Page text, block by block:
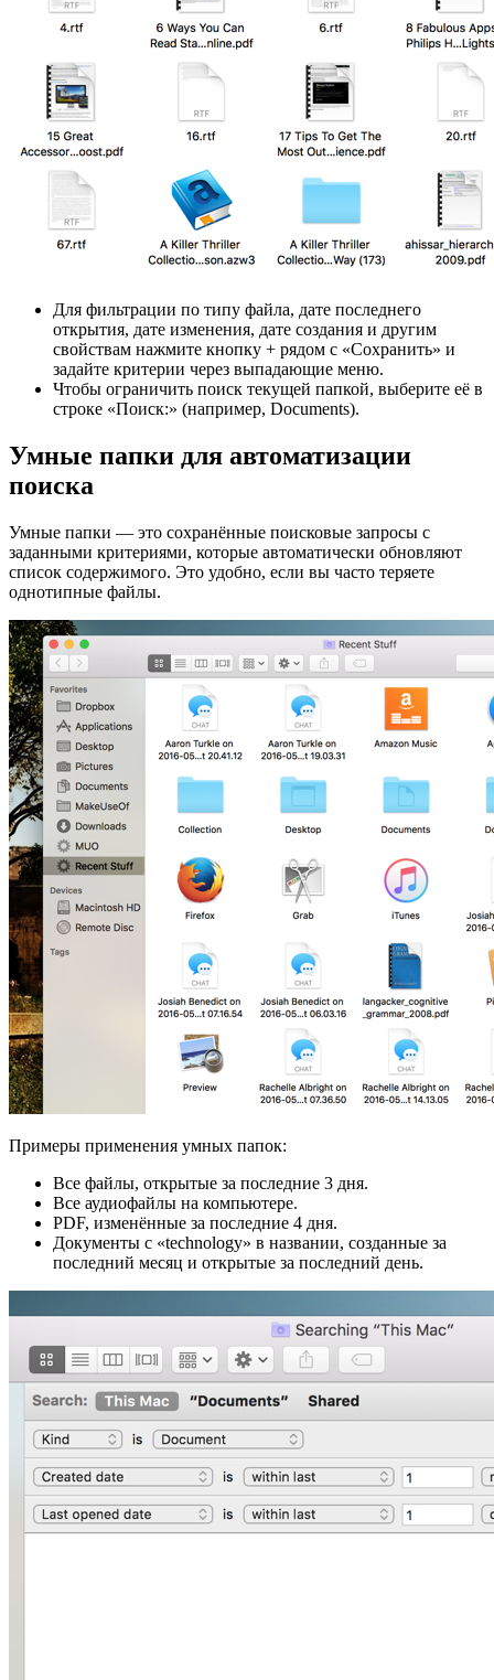
Для фильтрации по типу файла, дате последнего
открытия, дате изменения, дате создания и другим
свойствам нажмите кнопку + рядом с «Сохранить» и
задайте критерии через выпадающие меню.
Чтобы ограничить поиск текущей папкой, выберите её в
строке «Поиск:» (например, Documents).
Умные папки для автоматизации
поиска
Умные папки — это сохранённые поисковые запросы с
заданными критериями, которые автоматически обновляют
список содержимого. Это удобно, если вы часто теряете
однотипные файлы.
Примеры применения умных папок:
Все файлы, открытые за последние 3 дня.
Все аудиофайлы на компьютере.
PDF, изменённые за последние 4 дня.
Документы с «technology» в названии, созданные за
последний месяц и открытые за последний день.